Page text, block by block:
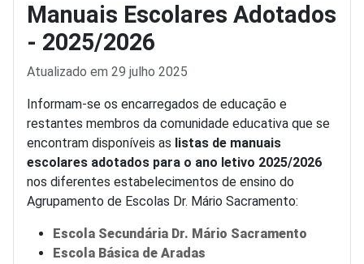
Manuais Escolares Adotados
- 2025/2026
Detalhes
Atualizado em 29 julho 2025
Informam-se os encarregados de educação e
restantes membros da comunidade educativa que se
encontram disponíveis as listas de manuais
escolares adotados para o ano letivo 2025/2026
nos diferentes estabelecimentos de ensino do
Agrupamento de Escolas Dr. Mário Sacramento:
Escola Secundária Dr. Mário Sacramento
Escola Básica de Aradas